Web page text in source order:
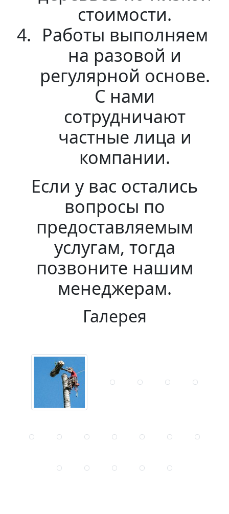
стоимости.
Работы выполняем
на разовой и
регулярной основе.
С нами
сотрудничают
частные лица и
компании.
Если у вас остались
вопросы по
предоставляемым
услугам, тогда
позвоните нашим
менеджерам.
Галерея